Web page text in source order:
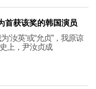
首获该奖的韩国演员
‘汝英’或“允贞”，我原谅
上，尹汝贞成